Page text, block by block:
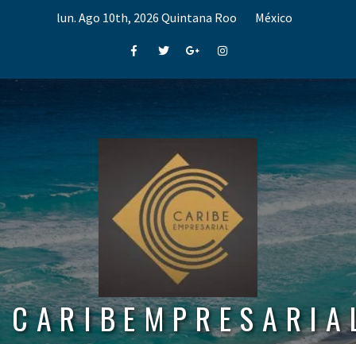
lun. Ago 10th, 2026 Quintana Roo México
FacebookTwitterGoogle+Instagram